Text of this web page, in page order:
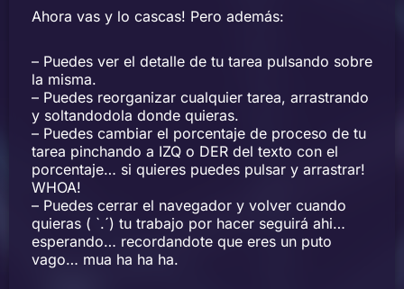
Ahora vas y lo cascas! Pero además:
– Puedes ver el detalle de tu tarea pulsando sobre
la misma.
– Puedes reorganizar cualquier tarea, arrastrando
y soltandodola donde quieras.
– Puedes cambiar el porcentaje de proceso de tu
tarea pinchando a IZQ o DER del texto con el
porcentaje… si quieres puedes pulsar y arrastrar!
WHOA!
– Puedes cerrar el navegador y volver cuando
quieras ( `.´) tu trabajo por hacer seguirá ahi…
esperando… recordandote que eres un puto
vago… mua ha ha ha.